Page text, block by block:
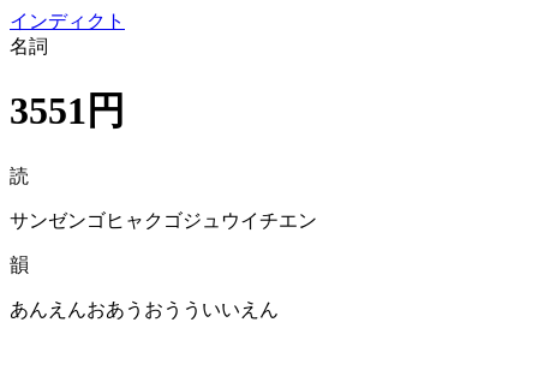
インディクト
名詞
3551円
読
サンゼンゴヒャクゴジュウイチエン
韻
あんえんおあうおうういいえん